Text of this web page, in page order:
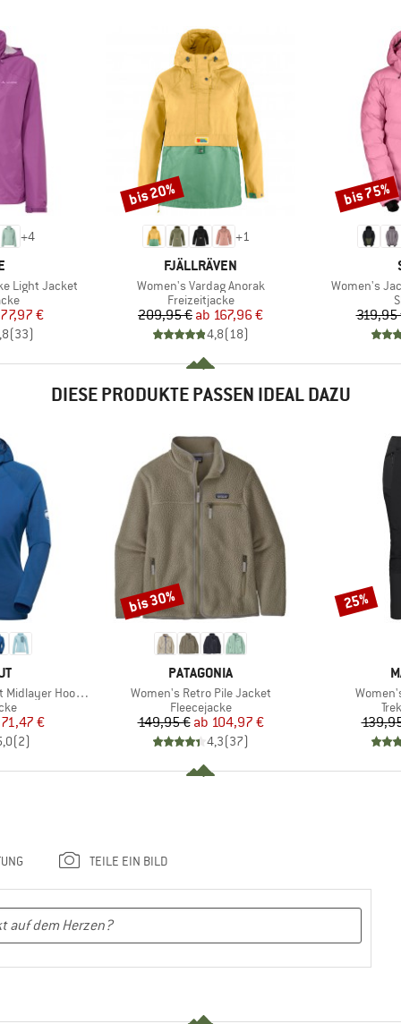
+4
Light Jacket
Preis
77,97 €
(33)
+1
MARKE
FJÄLLRÄVEN
Artikel
Women's Vardag Anorak
Produktgruppe
Freizeitjacke
Preis
209,95 € reduzierter Preis
ab 167,96 €
4,8(18)
Rabatt
bis 20%
Artikel
Women's
319,95
Rabatt
bis 75%
DIESE PRODUKTE PASSEN IDEAL DAZU
Hooded Jacket
Preis
71,47 €
(2)
MARKE
PATAGONIA
Artikel
Women's Retro Pile Jacket
Produktgruppe
Fleecejacke
Preis
149,95 € reduzierter Preis
ab 104,97 €
4,3(37)
Rabatt
bis 30%
Artikel
Rabatt
25%
TEILE EIN BILD